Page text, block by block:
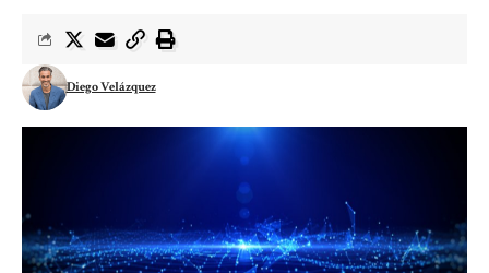
Diego Velázquez